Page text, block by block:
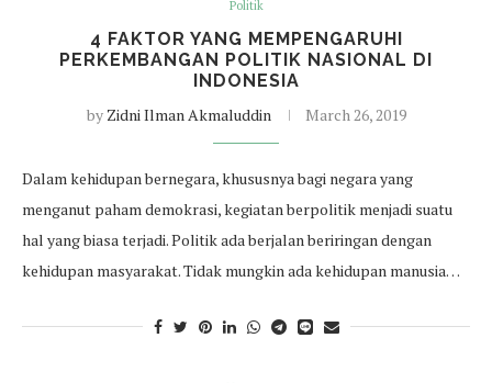
Politik
4 FAKTOR YANG MEMPENGARUHI
PERKEMBANGAN POLITIK NASIONAL DI
INDONESIA
by Zidni Ilman Akmaluddin March 26, 2019
Dalam kehidupan bernegara, khususnya bagi negara yang
menganut paham demokrasi, kegiatan berpolitik menjadi suatu
hal yang biasa terjadi. Politik ada berjalan beriringan dengan
kehidupan masyarakat. Tidak mungkin ada kehidupan manusia…